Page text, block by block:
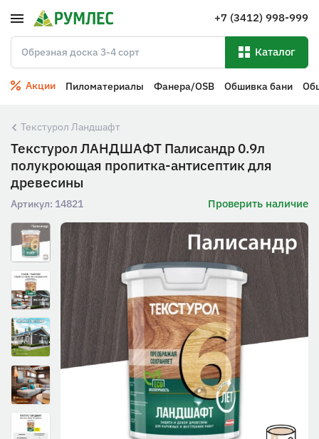
+7 (3412) 998-999
Каталог
Акции Пиломатериалы Фанера/OSB Обшивка бани
Текстурол Ландшафт
Текстурол ЛАНДШАФТ Палисандр 0.9л
полукроющая пропитка-антисептик для
древесины
Артикул: 14821 Проверить наличие